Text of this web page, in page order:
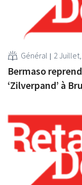
Général 2
Bermaso
‘Zilverpand’ à